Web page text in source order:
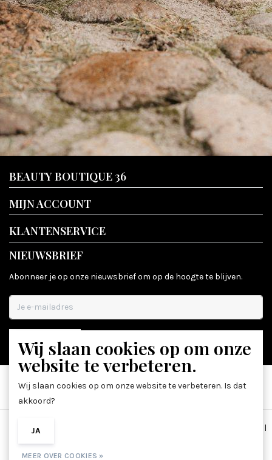
BEAUTY BOUTIQUE 36
MIJN ACCOUNT
KLANTENSERVICE
NIEUWSBRIEF
Abonneer je op onze nieuwsbrief om op de hoogte te blijven.
ABONNEER
Algemene voorwaarden
|
Wij slaan cookies op om onze
website te verbeteren.
Wij slaan cookies op om onze website te verbeteren. Is dat
akkoord?
JA
MEER OVER COOKIES »